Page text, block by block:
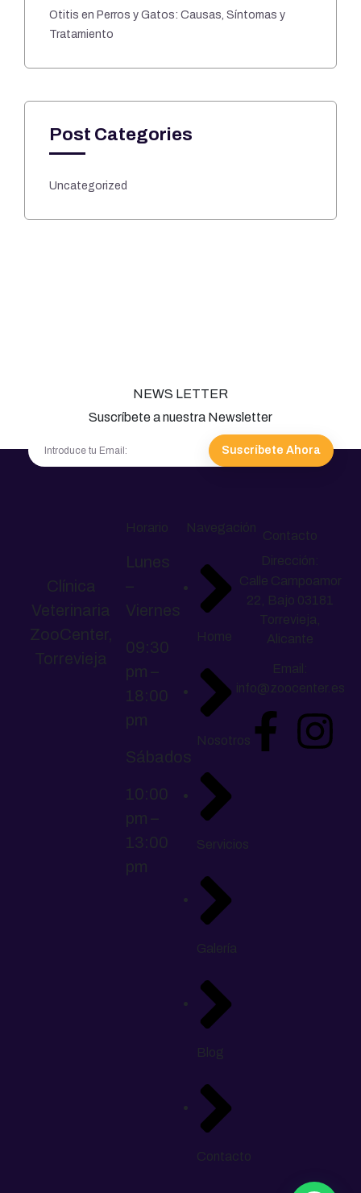
Otitis en Perros y Gatos: Causas, Síntomas y
Tratamiento
Post Categories
Uncategorized
NEWS LETTER
Suscríbete a nuestra Newsletter
Suscríbete Ahora
Clínica
Veterinaria
ZooCenter,
Torrevieja
Horario
Lunes
–
Viernes
09:30
pm –
18:00
pm
Sábados
10:00
pm –
13:00
pm
Navegación
Home
Nosotros
Servicios
Galería
Blog
Contacto
Contacto
Dirección:
Calle Campoamor
22, Bajo 03181
Torrevieja,
Alicante
Email:
info@zoocenter.es